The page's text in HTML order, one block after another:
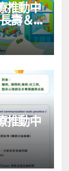
推動中
壽＆
推動中